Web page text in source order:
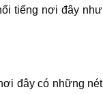
tiếng nơi đây như
đây có những nét